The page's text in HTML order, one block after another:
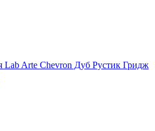
Lab Arte Chevron Дуб Рустик Гридж